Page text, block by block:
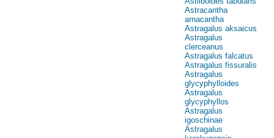
Astracantha
arnacantha
Astragalus aksaicus
Astragalus
clerceanus
Astragalus falcatus
Astragalus fissuralis
Astragalus
glycyphylloides
Astragalus
glycyphyllos
Astragalus
igoschinae
Astragalus